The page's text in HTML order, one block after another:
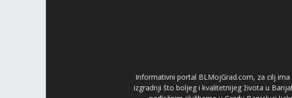
Informativni portal BLMojGrad.com, za cilj
izgradnji što boljeg i kvalitetnijeg života u